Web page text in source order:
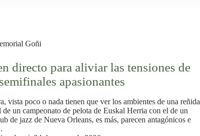
Goñi
directo para aliviar las tensiones de
apasionantes
vista poco o nada tienen que ver los ambientes de una reñida
de un campeonato de pelota de Euskal Herria con el de un
de jazz de Nueva Orleans, es más, parecen antagónicos e